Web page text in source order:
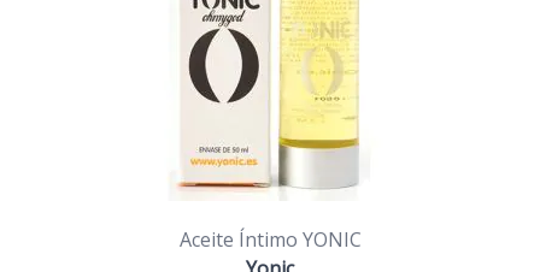
Aceite Íntimo YONIC